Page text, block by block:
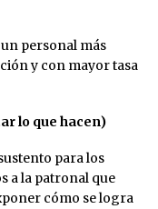
personal más
y con mayor tasa
lo que hacen)
para los
a la patronal que
cómo se logra